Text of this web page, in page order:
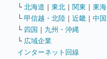
└ 北海道 ｜ 東北 ｜ 関東 ｜ 東海
└ 甲信越・北陸 ｜ 近畿 ｜ 中国
└ 四国 ｜ 九州・沖縄
└ 広域企業
インターネット回線